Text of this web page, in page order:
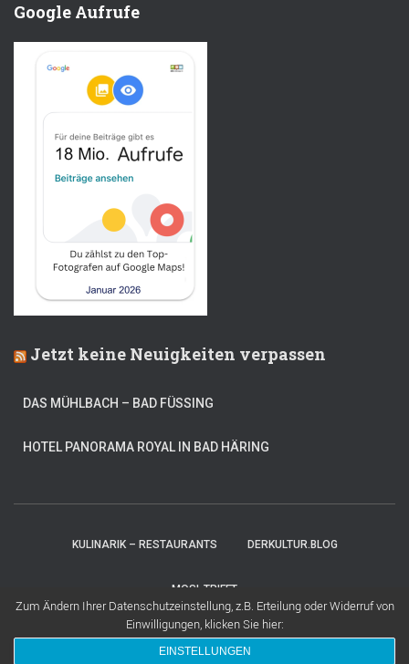
Google Aufrufe
Jetzt keine Neuigkeiten verpassen
DAS MÜHLBACH – BAD FÜSSING
HOTEL PANORAMA ROYAL IN BAD HÄRING
KULINARIK – RESTAURANTS DERKULTUR.BLOG
MOSI-TRIFFT
Hestia | Entwickelt vonThemeIsle
Zum Ändern Ihrer Datenschutzeinstellung, z.B. Erteilung oder Widerruf von
Einwilligungen, klicken Sie hier:
EINSTELLUNGEN